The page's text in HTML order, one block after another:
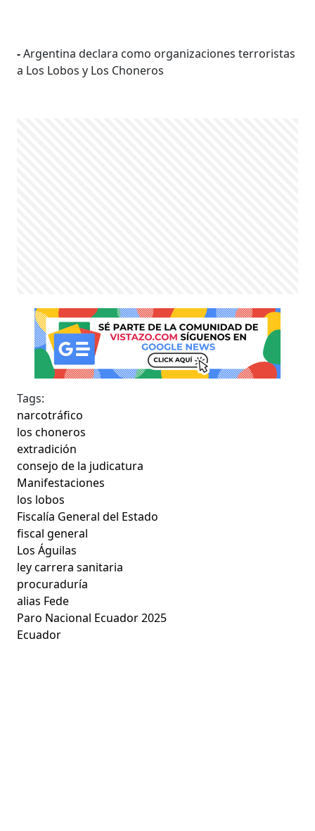
-Argentina declara como organizaciones terroristas
a Los Lobos y Los Choneros
Tags:
narcotráfico
los choneros
extradición
consejo de la judicatura
Manifestaciones
los lobos
Fiscalía General del Estado
fiscal general
Los Águilas
ley carrera sanitaria
procuraduría
alias Fede
Paro Nacional Ecuador 2025
Ecuador